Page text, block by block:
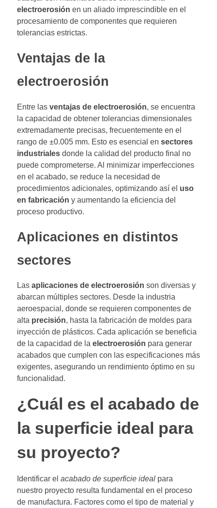
electroerosión en un aliado imprescindible en el
procesamiento de componentes que requieren
tolerancias estrictas.
Ventajas de la
electroerosión
Entre las ventajas de electroerosión, se encuentra
la capacidad de obtener tolerancias dimensionales
extremadamente precisas, frecuentemente en el
rango de ±0.005 mm. Esto es esencial en sectores
industriales donde la calidad del producto final no
puede comprometerse. Al minimizar imperfecciones
en el acabado, se reduce la necesidad de
procedimientos adicionales, optimizando así el uso
en fabricación y aumentando la eficiencia del
proceso productivo.
Aplicaciones en distintos
sectores
Las aplicaciones de electroerosión son diversas y
abarcan múltiples sectores. Desde la industria
aeroespacial, donde se requieren componentes de
alta precisión, hasta la fabricación de moldes para
inyección de plásticos. Cada aplicación se beneficia
de la capacidad de la electroerosión para generar
acabados que cumplen con las especificaciones más
exigentes, asegurando un rendimiento óptimo en su
funcionalidad.
¿Cuál es el acabado de
la superficie ideal para
su proyecto?
Identificar el acabado de superficie ideal para
nuestro proyecto resulta fundamental en el proceso
de manufactura. Factores como el tipo de material y